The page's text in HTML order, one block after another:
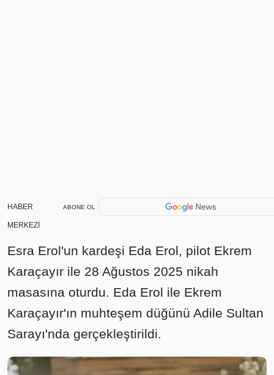
HABER
MERKEZİ
ABONE OL
Esra Erol'un kardeşi Eda Erol, pilot Ekrem
Karaçayır ile 28 Ağustos 2025 nikah
masasına oturdu. Eda Erol ile Ekrem
Karaçayır'ın muhteşem düğünü Adile Sultan
Sarayı'nda gerçekleştirildi.